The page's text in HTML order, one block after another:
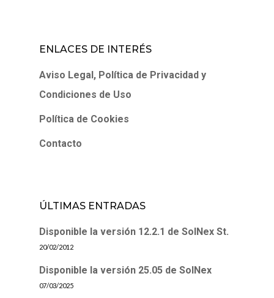
ENLACES DE INTERÉS
Aviso Legal, Política de Privacidad y
Condiciones de Uso
Política de Cookies
Contacto
ÚLTIMAS ENTRADAS
Disponible la versión 12.2.1 de SolNex St.
20/02/2012
Disponible la versión 25.05 de SolNex
07/03/2025